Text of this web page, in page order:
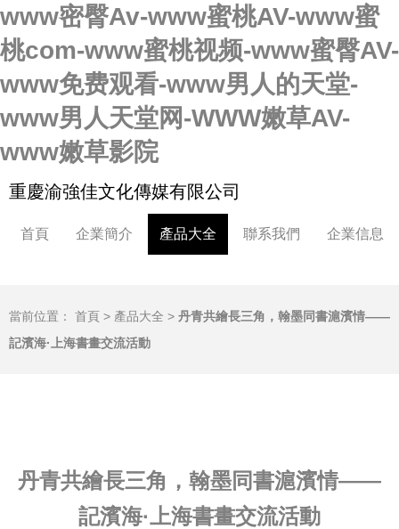
www密臀Av-www蜜桃AV-www蜜
桃com-www蜜桃视频-www蜜臀AV-
www免费观看-www男人的天堂-
www男人天堂网-WWW嫩草AV-
www嫩草影院
重慶渝強佳文化傳媒有限公司
首頁 企業簡介 產品大全 聯系我們 企業信息
當前位置： 首頁 > 產品大全 > 丹青共繪長三角，翰墨同書滬濱情——
記濱海·上海書畫交流活動
丹青共繪長三角，翰墨同書滬濱情——
記濱海·上海書畫交流活動